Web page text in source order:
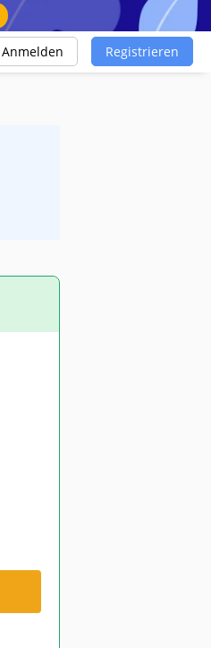
Anmelden Registrieren